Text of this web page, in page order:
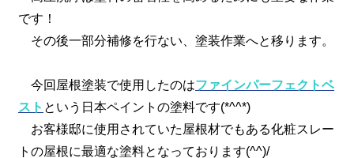
です！
その後一部分補修を行ない、塗装作業へと移ります。
今回屋根塗装で使用したのはファインパーフェクトベ
スト という日本ペイントの塗料です(*^^*)
お客様邸に使用されていた屋根材でもある化粧スレー
トの屋根に最適な塗料となっております(^^)/